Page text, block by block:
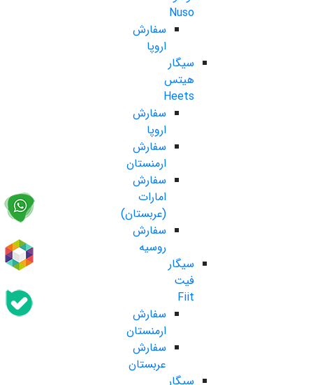
Nuso
سفارش
اروپا
سیگار
هیتس
Heets
سفارش
اروپا
سفارش
ارمنستان
سفارش
امارات
(عربستان)
سفارش
روسیه
سیگار
فیت
Fiit
سفارش
ارمنستان
سفارش
عربستان
سیگار